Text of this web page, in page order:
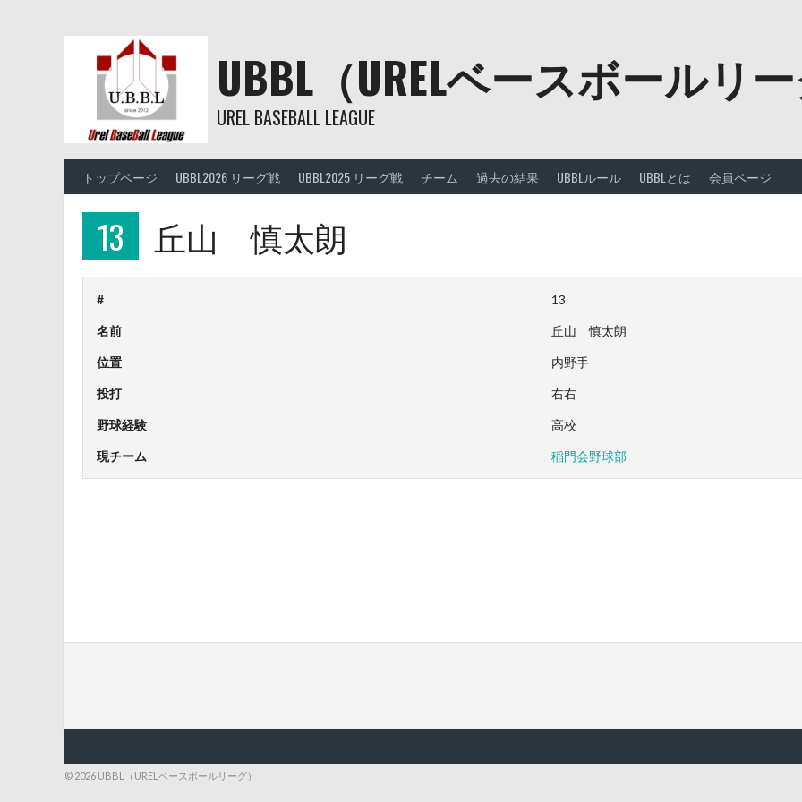
UBBL（URELベースボールリー
UREL BASEBALL LEAGUE
トップページ UBBL2026 リーグ戦 UBBL2025 リーグ戦 チーム 過去の結果 UBBLルール UBBLとは 会員ページ
13 丘山 慎太朗
# 13
名前 丘山 慎太朗
位置 内野手
投打 右右
野球経験 高校
現チーム 稲門会野球部
© 2026 UBBL（URELベースボールリーグ）